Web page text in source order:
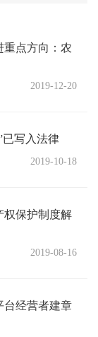
重点方向：农
2019-12-20
已写入法律
2019-10-18
权保护制度解
2019-08-16
台经营者建章